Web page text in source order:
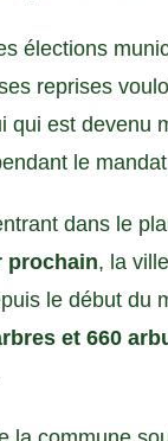
élections
reprises
qui est devenu
le
dans le
prochain, la
le début du
et 660